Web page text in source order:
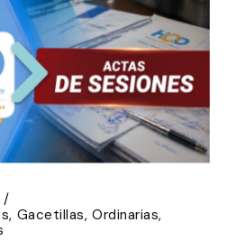
Gacetillas Ordinarias